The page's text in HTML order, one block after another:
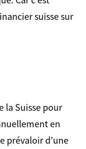
suisse sur
la Suisse pour
en
prévaloir d’une